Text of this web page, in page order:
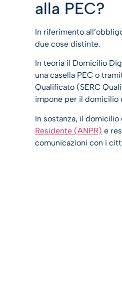
alla PEC?
In riferimento
due cose distinte.
In teoria il Domicilio
una casella PEC o
Qualificato (SERC
impone per il domicilio
In sostanza, il
Residente (ANPR) e
comunicazioni con i